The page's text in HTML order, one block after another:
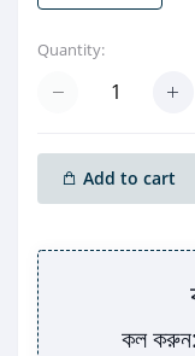
Quantity:
Add to cart
কল করুন: